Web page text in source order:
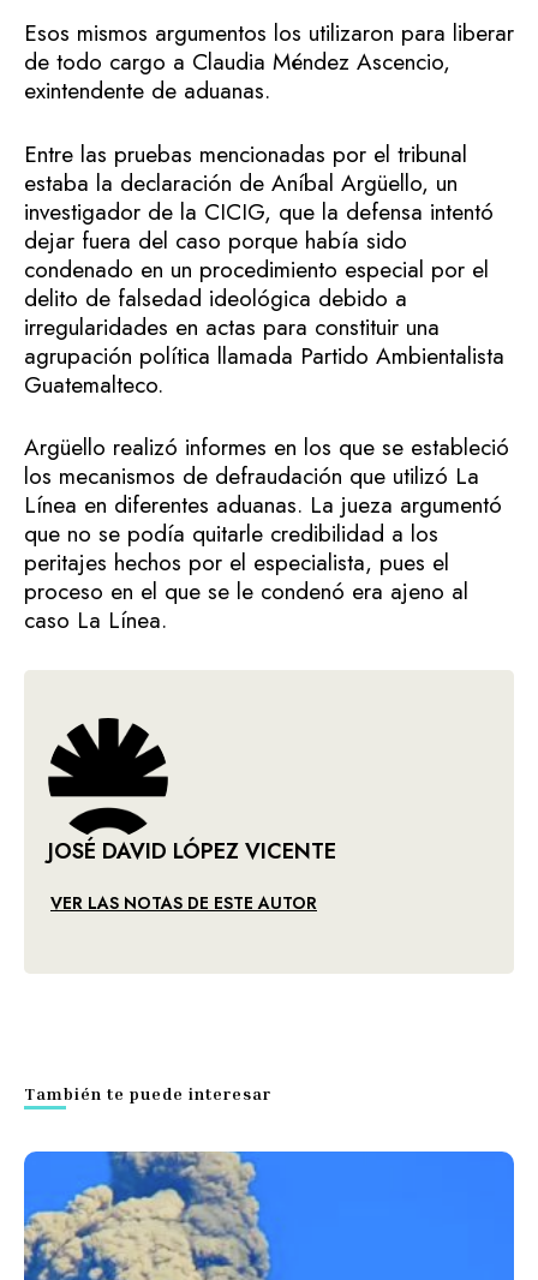
Esos mismos argumentos los utilizaron para liberar
de todo cargo a Claudia Méndez Ascencio,
exintendente de aduanas.
Entre las pruebas mencionadas por el tribunal
estaba la declaración de Aníbal Argüello, un
investigador de la CICIG, que la defensa intentó
dejar fuera del caso porque había sido
condenado en un procedimiento especial por el
delito de falsedad ideológica debido a
irregularidades en actas para constituir una
agrupación política llamada Partido Ambientalista
Guatemalteco.
Argüello realizó informes en los que se estableció
los mecanismos de defraudación que utilizó La
Línea en diferentes aduanas. La jueza argumentó
que no se podía quitarle credibilidad a los
peritajes hechos por el especialista, pues el
proceso en el que se le condenó era ajeno al
caso La Línea.
JOSÉ DAVID LÓPEZ VICENTE
VER LAS NOTAS DE ESTE AUTOR
También te puede interesar